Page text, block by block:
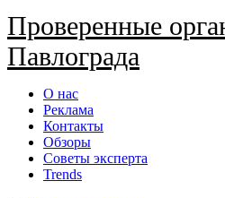
Проверенные
Павлограда
О нас
Реклама
Контакты
Обзоры
Советы эксперта
Trends